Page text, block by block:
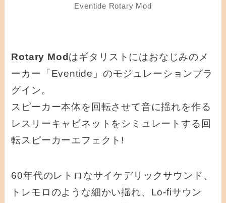
Eventide Rotary Mod
Rotary Modはギタリストにはおなじみのメ
ーカー「Eventide」のモジュレーションプラ
グイン。
スピーカー本体を回転させて音に揺れを作る
レスリーキャビネットをシミュレートする回
転スピーカーエフェクト!
60年代のレトロなサイケデリックサウンド、
トレモロのような細かい揺れ、Lo-fiサウン